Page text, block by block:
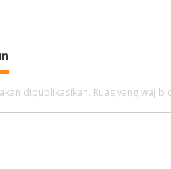
dipublikasikan. Ruas yang wajib